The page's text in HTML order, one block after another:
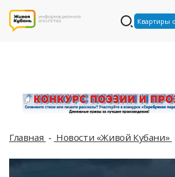
Квартиры
Главная Новости «Живой Кубани»